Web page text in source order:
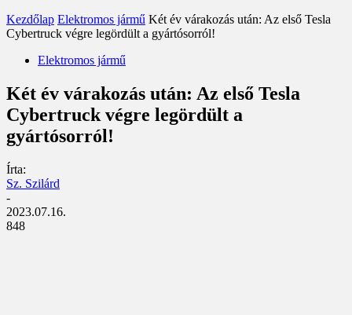
Kezdőlap Elektromos jármű Két év várakozás után: Az első Tesla
Cybertruck végre legördült a gyártósorról!
Elektromos jármű
Két év várakozás után: Az első Tesla
Cybertruck végre legördült a
gyártósorról!
Írta:
Sz. Szilárd
-
2023.07.16.
848